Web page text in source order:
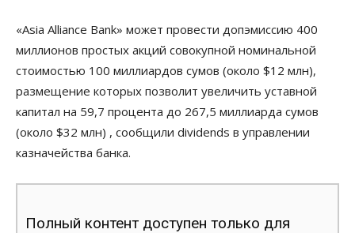
«Asia Alliance Bank» может провести допэмиссию 400
миллионов простых акций совокупной номинальной
стоимостью 100 миллиардов сумов (около $12 млн),
размещение которых позволит увеличить уставной
капитал на 59,7 процента до 267,5 миллиарда сумов
(около $32 млн) , сообщили dividends в управлении
казначейства банка.
Полный контент доступен только для